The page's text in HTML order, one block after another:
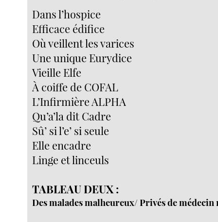
Dans l’hospice
Efficace édifice
Où veillent les varices
Une unique Eurydice
Vieille Elfe
À coiffe de COFAL
L’Infirmière ALPHA
Qu’a’la dit Cadre
Sû’ si l’e’ si seule
Elle encadre
Linge et linceuls
TABLEAU DEUX :
Des malades malheureux/ Privés de médecin